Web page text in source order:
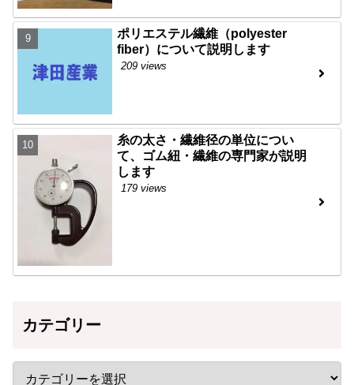
ポリエステル繊維（polyester
fiber）について説明します
209 views
糸の太さ・繊維径の単位につい
て、ゴム紐・繊維の専門家が説明
します
179 views
カテゴリー